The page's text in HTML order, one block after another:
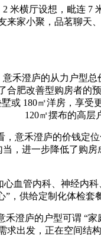
横厅设想，毗连 7
来家小聚，品茗聊天
澄庐的从力户型总价
合肥改善型购房者的
或 180㎡洋房，享
120㎡摆布的高层
禾澄庐的价钱定位
，进一步降低了购
管内科、神经内科
”，供给定制化体检套
庐的户型可谓 “家
求出发，正在空间结